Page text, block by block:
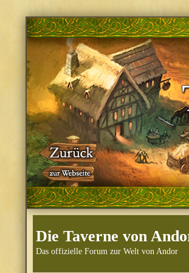
Die Taverne von
Das offizielle Forum zur Welt von Andor